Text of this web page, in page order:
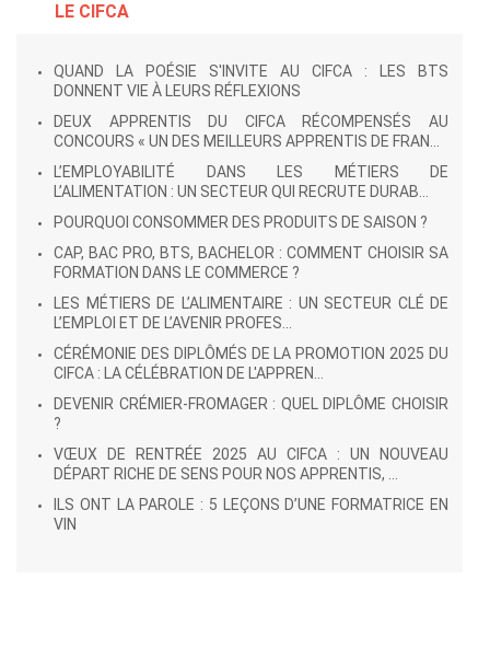
LE CIFCA
QUAND LA POÉSIE S'INVITE AU CIFCA : LES BTS
DONNENT VIE À LEURS RÉFLEXIONS
DEUX APPRENTIS DU CIFCA RÉCOMPENSÉS AU
CONCOURS « UN DES MEILLEURS APPRENTIS DE FRAN...
L’EMPLOYABILITÉ DANS LES MÉTIERS DE
L’ALIMENTATION : UN SECTEUR QUI RECRUTE DURAB...
POURQUOI CONSOMMER DES PRODUITS DE SAISON ?
CAP, BAC PRO, BTS, BACHELOR : COMMENT CHOISIR SA
FORMATION DANS LE COMMERCE ?
LES MÉTIERS DE L’ALIMENTAIRE : UN SECTEUR CLÉ DE
L’EMPLOI ET DE L’AVENIR PROFES...
CÉRÉMONIE DES DIPLÔMÉS DE LA PROMOTION 2025 DU
CIFCA : LA CÉLÉBRATION DE L'APPREN...
DEVENIR CRÉMIER-FROMAGER : QUEL DIPLÔME CHOISIR
?
VŒUX DE RENTRÉE 2025 AU CIFCA : UN NOUVEAU
DÉPART RICHE DE SENS POUR NOS APPRENTIS, ...
ILS ONT LA PAROLE : 5 LEÇONS D’UNE FORMATRICE EN
VIN